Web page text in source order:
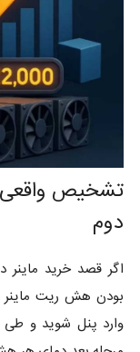
تشخیص
دوم
اگر قصد خرید ماینر
بودن هش ریت ماینر